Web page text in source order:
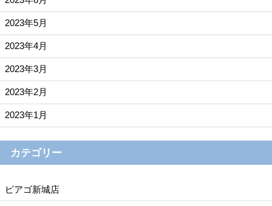
2023年5月
2023年4月
2023年3月
2023年2月
2023年1月
カテゴリー
ピアゴ新城店